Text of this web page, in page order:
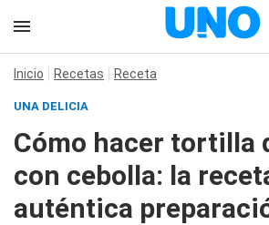
Inicio Recetas Receta
UNA DELICIA
Cómo hacer tortilla
con cebolla: la
auténtica